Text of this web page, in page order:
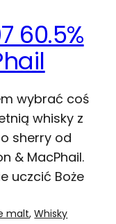
60.5%
wybrać coś
whisky z
sherry od
& MacPhail.
uczcić Boże
malt, Whisky